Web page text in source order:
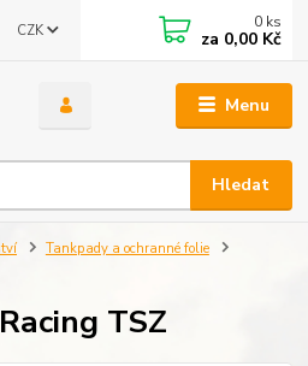
Menu
CZK
Hledat
0 ks
za 0,00 Kč
Tankpady a ochranné folie
TSZ